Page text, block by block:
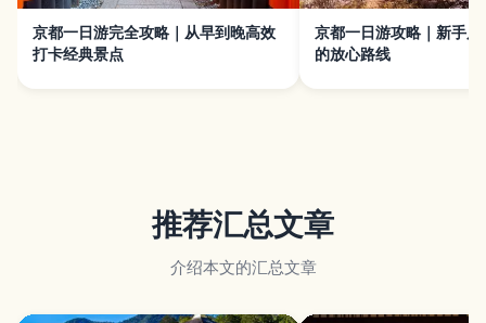
京都一日游完全攻略｜从早到晚高效
打卡经典景点
京都一日游攻略｜新手只
的放心路线
推荐汇总文章
介绍本文的汇总文章